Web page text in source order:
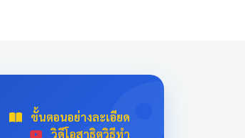
ขั้นตอนอย่างละเอียด
วิดีโอสาธิตวิธีทำ